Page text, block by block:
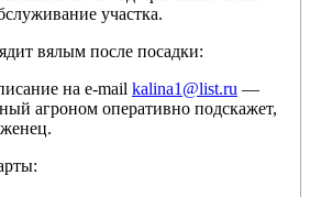
участка.
вялым после посадки:
на e-mail kalina1@list.ru —
агроном оперативно подскажет,